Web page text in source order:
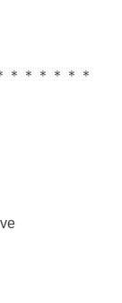
＊＊＊＊＊＊